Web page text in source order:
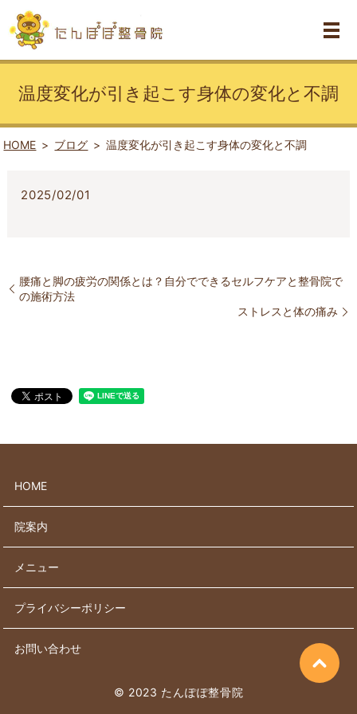
温度変化が引き起こす身体の変化と不調
HOME ブログ 温度変化が引き起こす身体の変化と不調
2025/02/01
腰痛と脚の疲労の関係とは？自分でできるセルフケアと整骨院で
の施術方法
ストレスと体の痛み
HOME
院案内
メニュー
プライバシーポリシー
お問い合わせ
© 2023 たんぽぽ整骨院